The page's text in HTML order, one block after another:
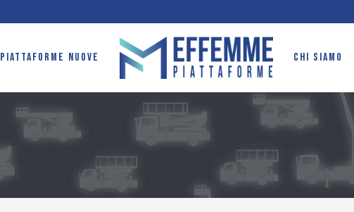
PIATTAFORME NUOVE CHI SIAMO